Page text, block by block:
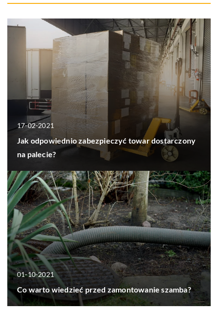
17-02-2021
Jak odpowiednio zabezpieczyć towar dostarczony
na palecie?
01-10-2021
Co warto wiedzieć przed zamontowanie szamba?